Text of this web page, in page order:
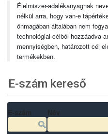
Élelmiszer-adalékanyagnak
nélkül arra, hogy van-e
önmagában általában nem
technológiai célból hozzáadva
mennyiségben, határozott cél
termékekben.
E-szám kereső